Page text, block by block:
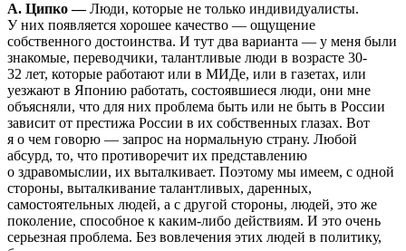
А. Ципко —Люди, которые не только индивидуалисты.
У них появляется хорошее качество — ощущение
собственного достоинства. И тут два варианта — у меня были
знакомые, переводчики, талантливые люди в возрасте 30-
32 лет, которые работают или в МИДе, или в газетах, или
уезжают в Японию работать, состоявшиеся люди, они мне
объясняли, что для них проблема быть или не быть в России
зависит от престижа России в их собственных глазах. Вот
я о чем говорю — запрос на нормальную страну. Любой
абсурд, то, что противоречит их представлению
о здравомыслии, их выталкивает. Поэтому мы имеем, с одной
стороны, выталкивание талантливых, даренных,
самостоятельных людей, а с другой стороны, людей, это же
поколение, способное к каким-либо действиям. И это очень
серьезная проблема. Без вовлечения этих людей в политику,